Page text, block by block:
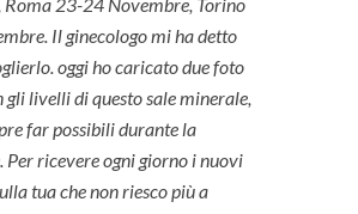
Il ginecologo mi ha detto
oggi ho caricato due foto
gli livelli di questo sale minerale,
far possibili durante la
Per ricevere ogni giorno i nuovi
tua che non riesco più a